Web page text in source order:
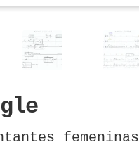
femeninas